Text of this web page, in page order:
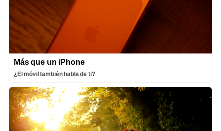
Más que un iPhone
¿El móvil también habla de ti?